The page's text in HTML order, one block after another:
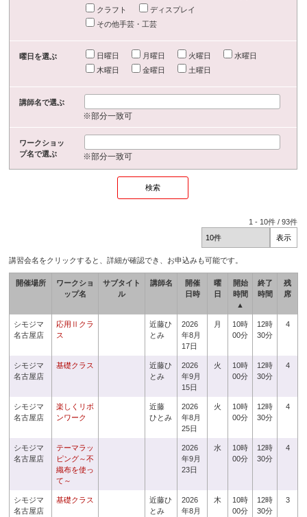
クラフト
ディスプレイ
その他手芸・工芸
曜日を選ぶ 日曜日 月曜日 火曜日
水曜日
木曜日
金曜日 土曜日
講師名で選ぶ
※部分一致可
ワークショッ
プ名で選ぶ
※部分一致可
1 - 10件 /93件
講習会名をクリックすると、詳細が確認でき、お申込みも可能です。
開催場所
ワークショ
ップ名
サブタイト
ル
講師名
開催
日時
曜
日
開始
時間
▲
終了
時間
残
席
シモジマ
名古屋店
応用Ⅱクラ
ス
近藤ひ
とみ
2026
年8月
17日
月
10時
00分
12時
30分
4
シモジマ
名古屋店
基礎クラス
近藤ひ
とみ
2026
年9月
15日
火
10時
00分
12時
30分
4
シモジマ
名古屋店
楽しくリボ
ンワーク
近藤
ひとみ
2026
年8月
25日
火
10時
00分
12時
30分
4
シモジマ
名古屋店
テーマラッ
ピング～不
織布を使っ
て～
2026
年9月
23日
水
10時
00分
12時
30分
4
シモジマ
名古屋店
基礎クラス
近藤ひ
とみ
2026
年8月
木
10時
00分
12時
30分
3